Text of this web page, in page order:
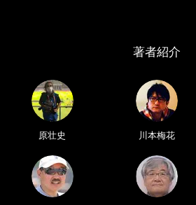
著者紹介
原壮史 川本梅花